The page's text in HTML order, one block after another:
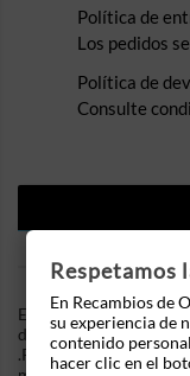
Política de
Los pedidos
Política de
Consulte
En Recambios de
delantero izquierdo
.Referencia Interna:
Respetamos
En Recambios de
su experiencia de
contenido
hacer clic en el